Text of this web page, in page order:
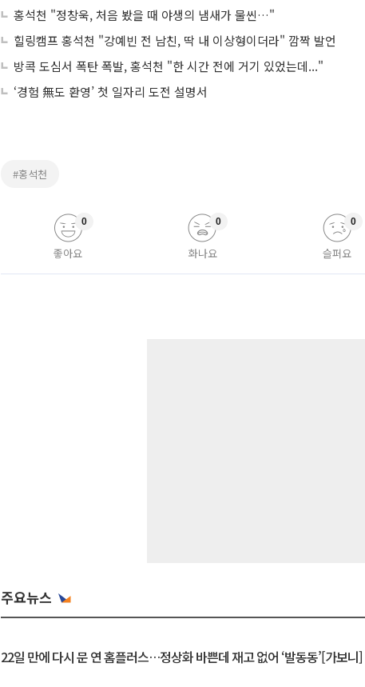
홍석천 "정창욱, 처음 봤을 때 야생의 냄새가 물씬…"
힐링캠프 홍석천 "강예빈 전 남친, 딱 내 이상형이더라" 깜짝 발언
방콕 도심서 폭탄 폭발, 홍석천 "한 시간 전에 거기 있었는데..."
‘경험 無도 환영’ 첫 일자리 도전 설명서
#홍석천
좋아요
0
화나요
0
슬퍼요
0
주요뉴스
22일 만에 다시 문 연 홈플러스…정상화 바쁜데 재고 없어 ‘발동동’[가보니]